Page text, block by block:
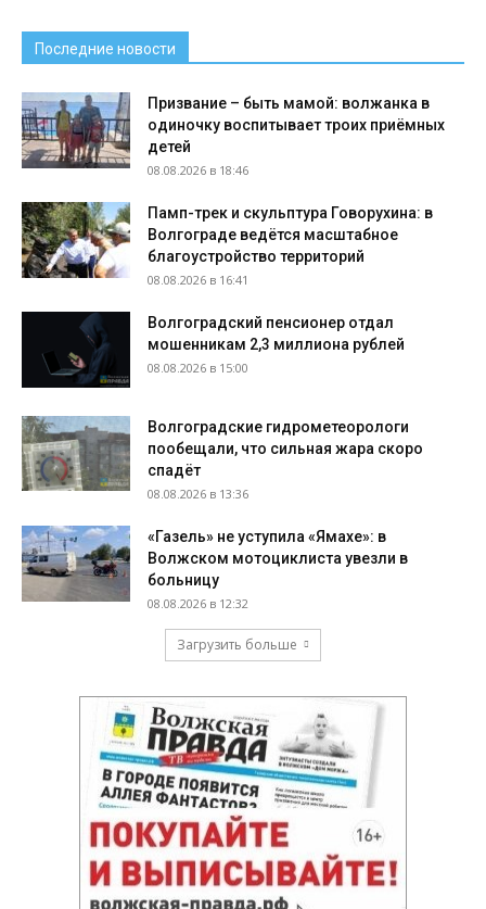
Последние новости
Призвание – быть мамой: волжанка в
одиночку воспитывает троих приёмных
детей
08.08.2026 в 18:46
Памп-трек и скульптура Говорухина: в
Волгограде ведётся масштабное
благоустройство территорий
08.08.2026 в 16:41
Волгоградский пенсионер отдал
мошенникам 2,3 миллиона рублей
08.08.2026 в 15:00
Волгоградские гидрометеорологи
пообещали, что сильная жара скоро
спадёт
08.08.2026 в 13:36
«Газель» не уступила «Ямахе»: в
Волжском мотоциклиста увезли в
больницу
08.08.2026 в 12:32
Загрузить больше